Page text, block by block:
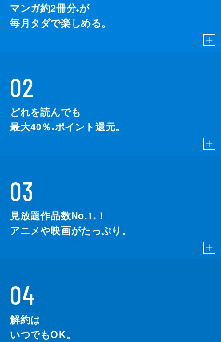
マンガ約2冊分※が
毎月タダで楽しめる。
02
どれを読んでも
最大40％ ※ポイント還元。
03
見放題作品数No.1 ※
！
アニメや映画がたっぷり。
04
解約は
いつでもOK。